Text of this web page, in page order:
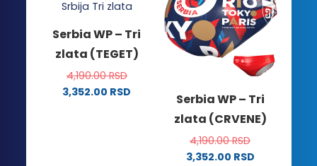
Serbia WP – Tri
zlata (TEGET)
4,190.00RSD
3,352.00 RSD
Serbia WP – Tri
zlata (CRVENE)
4,190.00RSD
3,352.00 RSD